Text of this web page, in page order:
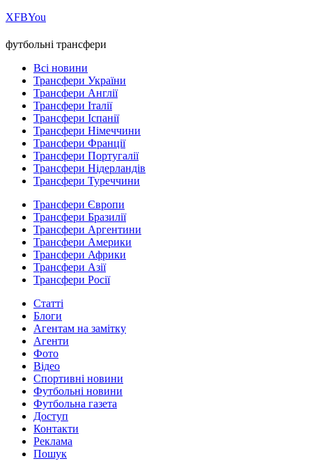
ХFBYou
футбольні трансфери
Всі новини
Трансфери України
Трансфери Англії
Трансфери Італії
Трансфери Іспанії
Трансфери Німеччини
Трансфери Франції
Трансфери Португалії
Трансфери Нідерландів
Трансфери Туреччини
Трансфери Європи
Трансфери Бразилії
Трансфери Аргентини
Трансфери Америки
Трансфери Африки
Трансфери Азії
Трансфери Росії
Статті
Блоги
Агентам на замітку
Агенти
Фото
Відео
Спортивні новини
Футбольні новини
Футбольна газета
Доступ
Контакти
Реклама
Пошук